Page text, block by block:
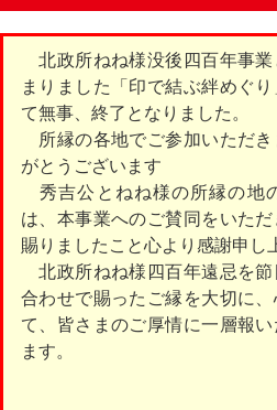
北政所ねね様没後四百年事業
まりました「印で結ぶ絆めぐ
て無事、終了となりました。
所縁の各地でご参加いただき
がとうございます
秀吉公とねね様の所縁の地
は、本事業へのご賛同をいた
賜りましたこと心より感謝申し
北政所ねね様四百年遠忌を節
合わせで賜ったご縁を大切に
て、皆さまのご厚情に一層報
ます。